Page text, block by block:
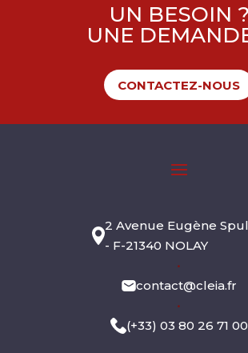
UN BESOIN ?
UNE
CONTACTEZ-NOUS
2 Avenue Eugène
- F-21340 NOLAY
•
contact@cleia.fr
•
(+33) 03 80 26 71 00